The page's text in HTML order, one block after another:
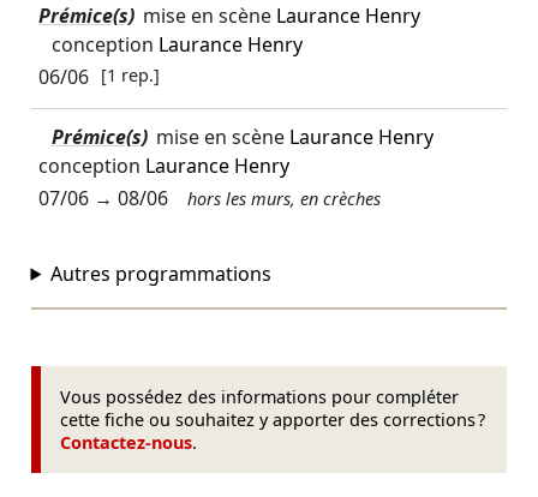
Prémice(s) mise en scène Laurance Henry
conception Laurance Henry
06/06 [1 rep.]
Prémice(s) mise en scène Laurance Henry
conception Laurance Henry
07/06→ 08/06 hors les murs, en crèches
Autres programmations
Vous possédez des informations pour compléter
cette fiche ou souhaitez y apporter des corrections ?
Contactez-nous.